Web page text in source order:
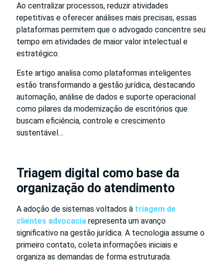
Ao centralizar processos, reduzir atividades
repetitivas e oferecer análises mais precisas, essas
plataformas permitem que o advogado concentre seu
tempo em atividades de maior valor intelectual e
estratégico.
Este artigo analisa como plataformas inteligentes
estão transformando a gestão jurídica, destacando
automação, análise de dados e suporte operacional
como pilares da modernização de escritórios que
buscam eficiência, controle e crescimento
sustentável…
Triagem digital como base da
organização do atendimento
A adoção de sistemas voltados à triagem de
clientes advocacia representa um avanço
significativo na gestão jurídica. A tecnologia assume o
primeiro contato, coleta informações iniciais e
organiza as demandas de forma estruturada.